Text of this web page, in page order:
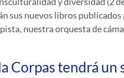
sus nuevos libros
nuestra orquesta de
Corpas tendrá un